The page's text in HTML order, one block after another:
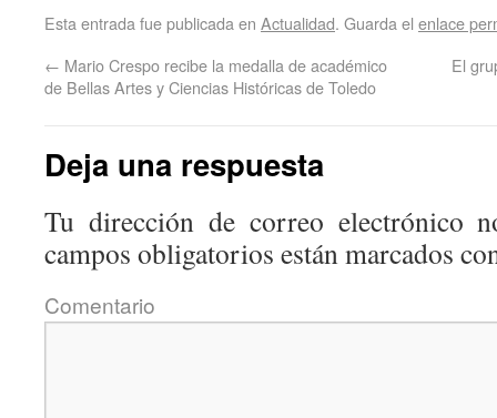
Esta entrada fue publicada en Actualidad. Guarda el enlace
← Mario Crespo recibe la medalla de académico
de Bellas Artes y Ciencias Históricas de Toledo
El
Deja una respuesta
Tu dirección de correo electrónico
campos obligatorios están marcados